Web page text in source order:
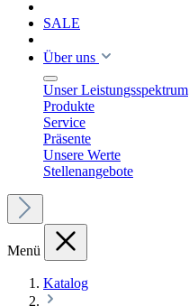
SALE
Über uns
Unser Leistungsspektrum
Produkte
Service
Präsente
Unsere Werte
Stellenangebote
Menü
Katalog